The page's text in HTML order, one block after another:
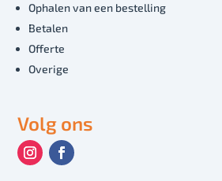
Ophalen van een bestelling
Betalen
Offerte
Overige
Volg ons